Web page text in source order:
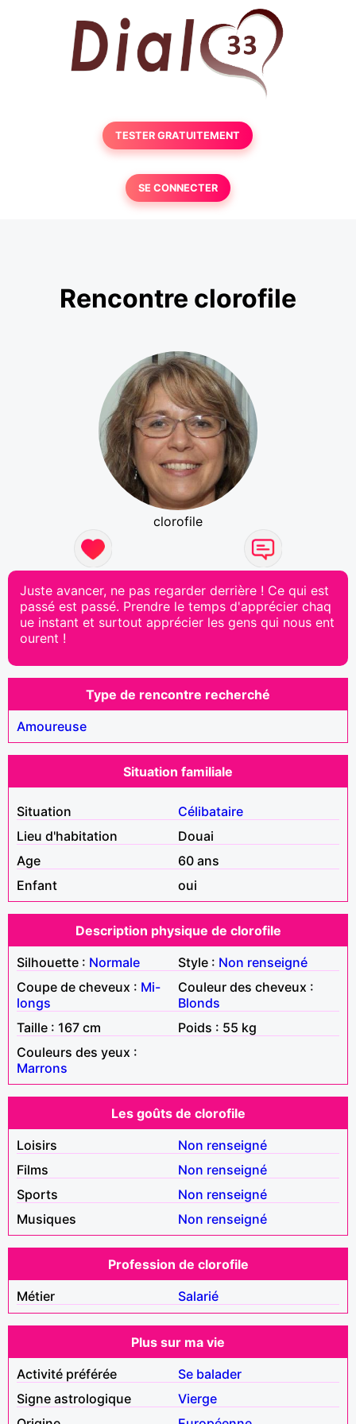
TESTER GRATUITEMENT
SE CONNECTER
Rencontre clorofile
clorofile
Juste avancer, ne pas regarder derrière ! Ce qui est
passé est passé. Prendre le temps d'apprécier chaq
ue instant et surtout apprécier les gens qui nous ent
ourent !
Type de rencontre recherché
Amoureuse
Situation familiale
Situation
Célibataire
Lieu d'habitation
Douai
Age
60 ans
Enfant
oui
Description physique de clorofile
Silhouette : Normale Style : Non renseigné
Coupe de cheveux : Mi-
longs
Couleur des cheveux :
Blonds
Taille : 167 cm
Poids : 55 kg
Couleurs des yeux :
Marrons
Les goûts de clorofile
Loisirs
Non renseigné
Films
Non renseigné
Sports
Non renseigné
Musiques
Non renseigné
Profession de clorofile
Métier
Salarié
Plus sur ma vie
Activité préférée
Se balader
Signe astrologique
Vierge